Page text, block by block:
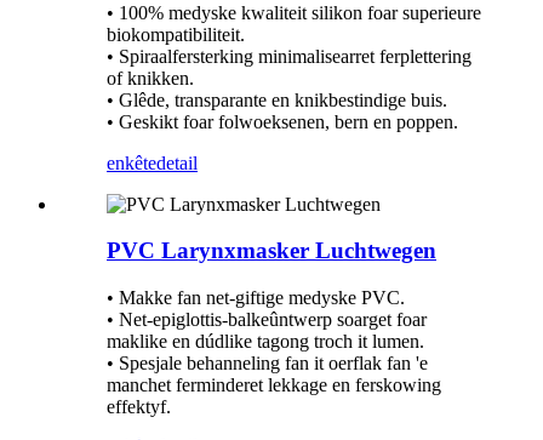
• 100% medyske kwaliteit silikon foar superieure
biokompatibiliteit.
• Spiraalfersterking minimalisearret ferplettering
of knikken.
• Glêde, transparante en knikbestindige buis.
• Geskikt foar folwoeksenen, bern en poppen.
enkêtedetail
PVC Larynxmasker Luchtwegen
• Makke fan net-giftige medyske PVC.
• Net-epiglottis-balkeûntwerp soarget foar
maklike en dúdlike tagong troch it lumen.
• Spesjale behanneling fan it oerflak fan 'e
manchet ferminderet lekkage en ferskowing
effektyf.